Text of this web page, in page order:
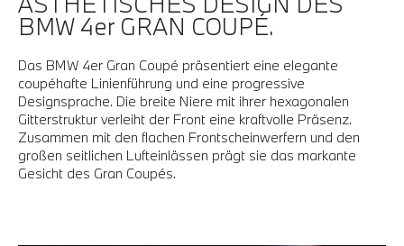
BMW 4er GRAN COUPÉ.
Das BMW 4er Gran Coupé präsentiert eine elegante
coupéhafte Linienführung und eine progressive
Designsprache. Die breite Niere mit ihrer hexagonalen
Gitterstruktur verleiht der Front eine kraftvolle Präsenz.
Zusammen mit den flachen Frontscheinwerfern und den
großen seitlichen Lufteinlässen prägt sie das markante
Gesicht des Gran Coupés.